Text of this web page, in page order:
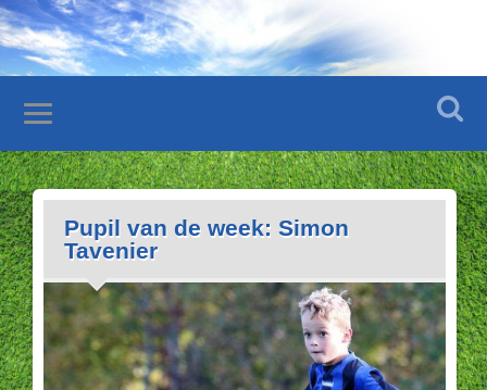
Pupil van de week: Simon
Tavenier